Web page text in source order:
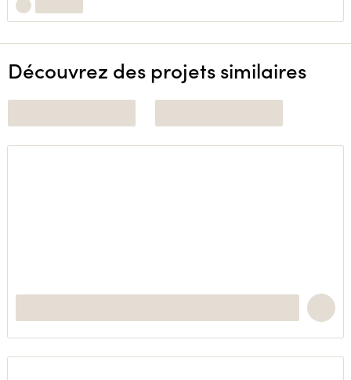
Découvrez des projets similaires